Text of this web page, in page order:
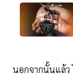
นอกจากนั้นแล้ว